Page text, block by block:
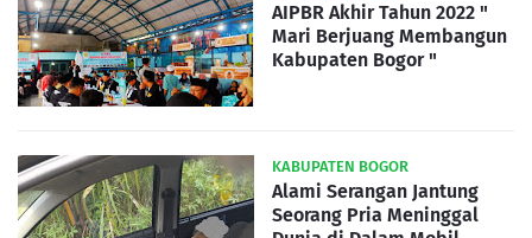
AIPBR Akhir Tahun 2022 "
Mari Berjuang Membangun
Kabupaten Bogor "
KABUPATEN BOGOR
Alami Serangan Jantung
Seorang Pria Meninggal